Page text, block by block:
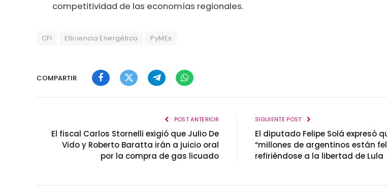
competitividad de las economías regionales.
CFI Eficiencia Energética PyMEs
COMPARTIR
FacebookTwitterTelegramWhatsApp
POST ANTERIOR
El fiscal Carlos Stornelli exigió que Julio De
Vido y Roberto Baratta irán a juicio oral
por la compra de gas licuado
SIGUIENTE POST
El diputado Felipe Solá expresó
“millones de argentinos están
refiriéndose a la libertad de Lula